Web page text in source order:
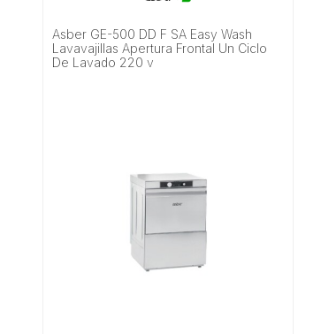
Asber GE-500 DD F SA Easy Wash
Lavavajillas Apertura Frontal Un Ciclo
De Lavado 220 v